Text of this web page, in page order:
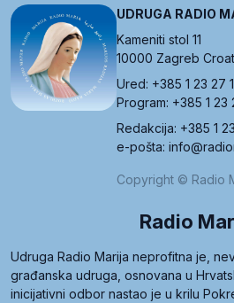
UDRUGA RADIO
Kameniti stol 11
10000 Zagreb
Ured: +385 1 23 27
Program: +385 1
Redakcija: +385 1
e-pošta:
Copyright © Radio
Radio
Udruga Radio Marija neprofitna je,
građanska udruga, osnovana u
inicijativni odbor nastao je u krilu